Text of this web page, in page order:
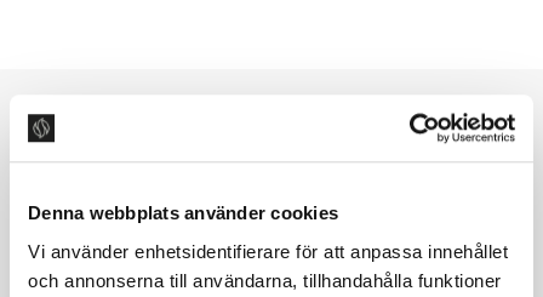
Denna webbplats använder cookies
Vi använder enhetsidentifierare för att anpassa innehållet
och annonserna till användarna, tillhandahålla funktioner
Andre viftesystemer
Standard – Kjøkkenvifte med intern
motor
Les mer>